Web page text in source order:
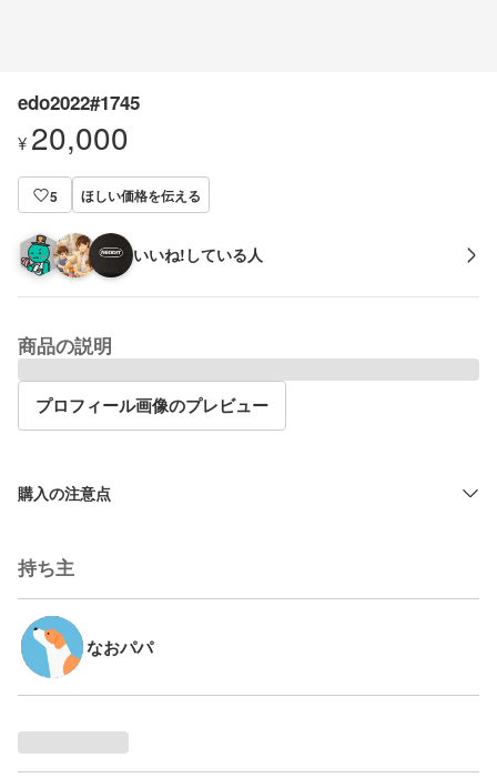
edo2022#1745
¥ 20,000
5 ほしい価格を伝える
いいね!している人
商品の説明
プロフィール画像のプレビュー
購入の注意点
持ち主
なおパパ